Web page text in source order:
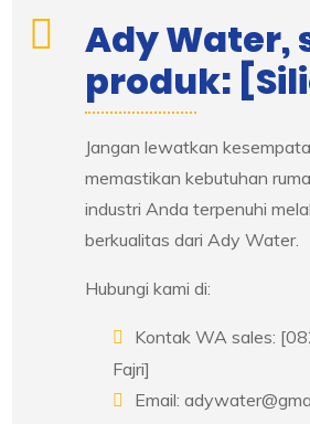
Ady Water,
produk:
Jangan lewatkan
memastikan kebutuhan
industri Anda terpenuhi
berkualitas dari Ady Water.
Hubungi kami di:
Kontak WA sales:
Fajri]
Email: